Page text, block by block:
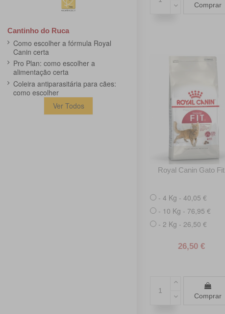
Cantinho do Ruca
Como escolher a fórmula Royal
Canin certa
Pro Plan: como escolher a
alimentação certa
Coleira antiparasitária para cães:
como escolher
Ver Todos
Comprar
Royal Canin Gato Fit
- 4 Kg - 40,05 €
- 10 Kg - 76,95 €
- 2 Kg - 26,50 €
26,50 €
Comprar